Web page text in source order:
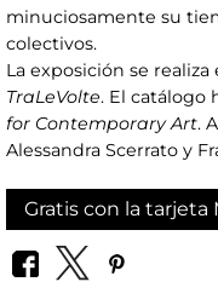
minuciosamente su
colectivos.
La exposición se
TraLeVolte. El catálogo
for Contemporary Art.
Alessandra Scerrato y
Gratis con la tarjeta